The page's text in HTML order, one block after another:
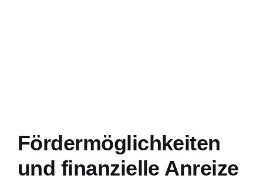
Fördermöglichkeiten
und finanzielle Anreize